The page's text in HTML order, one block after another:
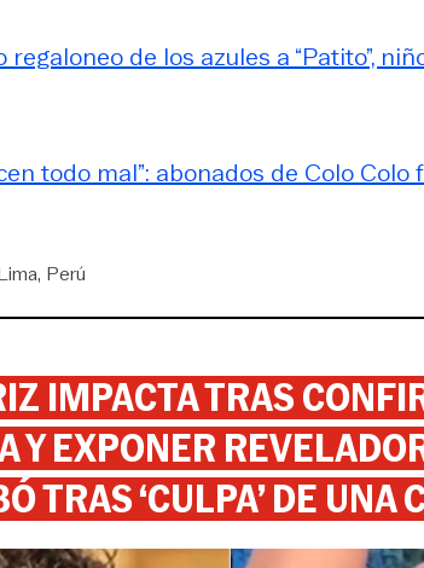
regaloneo de los azules a “Patito”,
todo mal”: abonados de Colo
Perú
IMPACTA TRAS
Y EXPONER
TRAS ‘CULPA’ DE UNA